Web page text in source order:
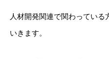
人材開発関連で関わっている
いきます。